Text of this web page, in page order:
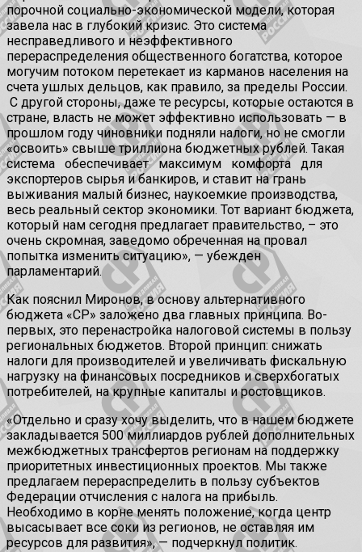
порочной социально-экономической модели, которая
завела нас в глубокий кризис. Это система
несправедливого и неэффективного
перераспределения общественного богатства, которое
могучим потоком перетекает из карманов населения на
счета ушлых дельцов, как правило, за пределы России.
С другой стороны, даже те ресурсы, которые остаются в
стране, власть не может эффективно использовать — в
прошлом году чиновники подняли налоги, но не смогли
«освоить» свыше триллиона бюджетных рублей. Такая
система обеспечивает максимум комфорта для
экспортеров сырья и банкиров, и ставит на грань
выживания малый бизнес, наукоемкие производства,
весь реальный сектор экономики. Тот вариант бюджета,
который нам сегодня предлагает правительство, – это
очень скромная, заведомо обреченная на провал
попытка изменить ситуацию», — убежден
парламентарий.
Как пояснил Миронов, в основу альтернативного
бюджета «СР» заложено два главных принципа. Во-
первых, это перенастройка налоговой системы в пользу
региональных бюджетов. Второй принцип: снижать
налоги для производителей и увеличивать фискальную
нагрузку на финансовых посредников и сверхбогатых
потребителей, на крупные капиталы и ростовщиков.
«Отдельно и сразу хочу выделить, что в нашем бюджете
закладывается 500 миллиардов рублей дополнительных
межбюджетных трансфертов регионам на поддержку
приоритетных инвестиционных проектов. Мы также
предлагаем перераспределить в пользу субъектов
Федерации отчисления с налога на прибыль.
Необходимо в корне менять положение, когда центр
высасывает все соки из регионов, не оставляя им
ресурсов для развития», — подчеркнул политик.